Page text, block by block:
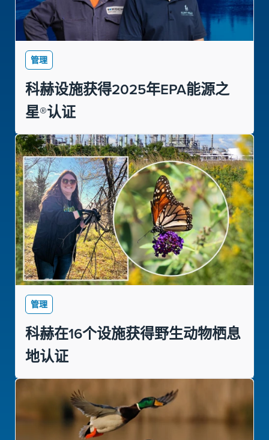
管理
科赫设施获得2025年EPA能源之
星®认证
管理
科赫在16个设施获得野生动物栖息
地认证